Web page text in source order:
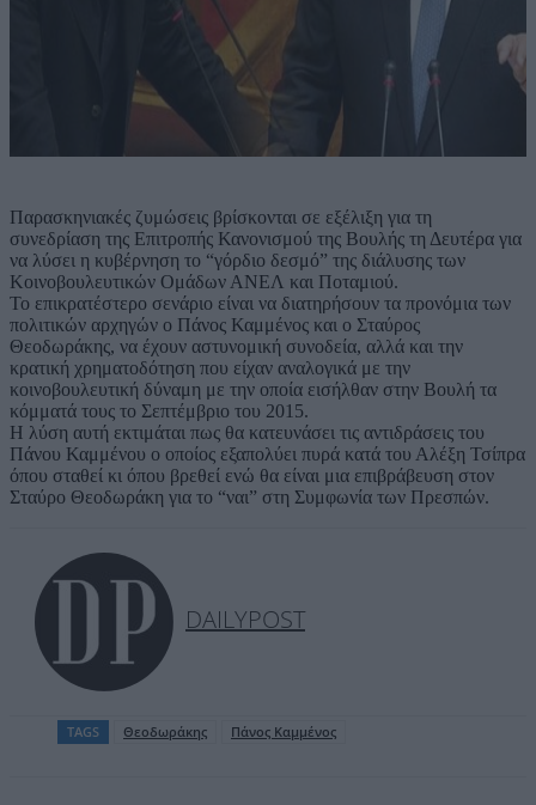
Παρασκηνιακές ζυμώσεις βρίσκονται σε εξέλιξη για τη
συνεδρίαση της Επιτροπής Κανονισμού της Βουλής τη Δευτέρα για
να λύσει η κυβέρνηση το “γόρδιο δεσμό” της διάλυσης των
Κοινοβουλευτικών Ομάδων ΑΝΕΛ και Ποταμιού.
Το επικρατέστερο σενάριο είναι να διατηρήσουν τα προνόμια των
πολιτικών αρχηγών ο Πάνος Καμμένος και ο Σταύρος
Θεοδωράκης, να έχουν αστυνομική συνοδεία, αλλά και την
κρατική χρηματοδότηση που είχαν αναλογικά με την
κοινοβουλευτική δύναμη με την οποία εισήλθαν στην Βουλή τα
κόμματά τους το Σεπτέμβριο του 2015.
Η λύση αυτή εκτιμάται πως θα κατευνάσει τις αντιδράσεις του
Πάνου Καμμένου ο οποίος εξαπολύει πυρά κατά του Αλέξη Τσίπρα
όπου σταθεί κι όπου βρεθεί ενώ θα είναι μια επιβράβευση στον
Σταύρο Θεοδωράκη για το “ναι” στη Συμφωνία των Πρεσπών.
DAILYPOST
TAGS Θεοδωράκης Πάνος Καμμένος